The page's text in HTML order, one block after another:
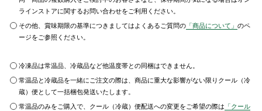
ラインストアに関するお問い合わせをご利用ください。
その他、賞味期限の基準につきましてはよくあるご質問の 「商品について」のペ
ージをご参照ください。
冷凍品は常温品、冷蔵品など他温度帯との同梱はできません。
常温品と冷蔵品を一緒にご注文の際は、商品に重大な影響がない限りクール（冷
蔵）便として一括梱包発送いたします。
常温品のみをご購入で、クール（冷蔵）便配送への変更をご希望の際は 「クール